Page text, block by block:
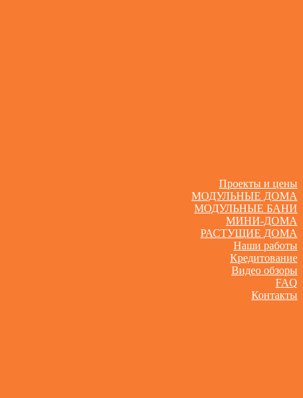
Проекты и цены
МОДУЛЬНЫЕ ДОМА
МОДУЛЬНЫЕ БАНИ
МИНИ-ДОМА
РАСТУЩИЕ ДОМА
Наши работы
Кредитование
Видео обзоры
FAQ
Контакты